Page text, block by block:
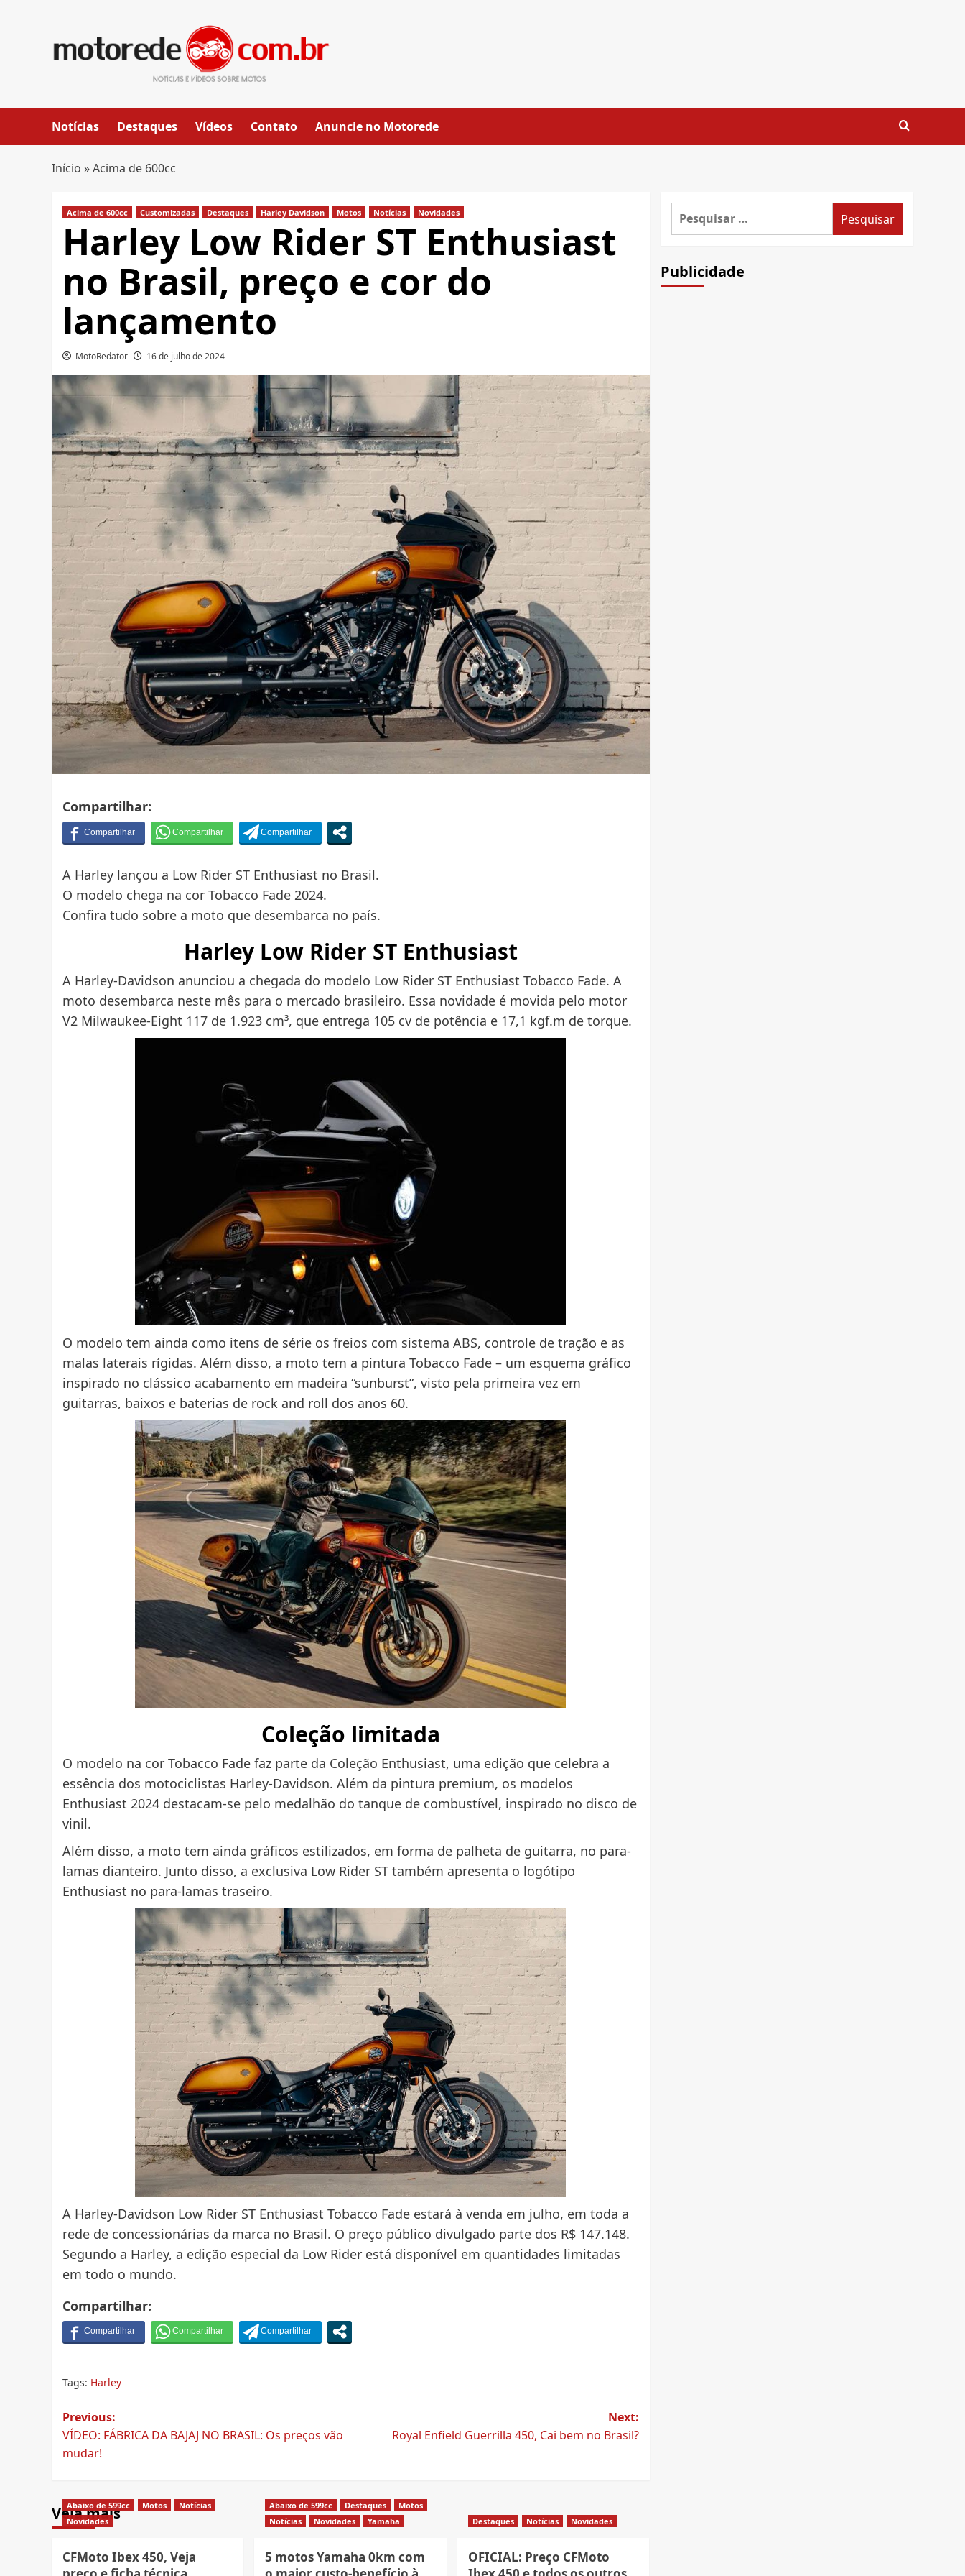
Notícias Destaques Vídeos Contato Anuncie no Motorede
Início »Acima de 600cc
Acima de 600cc Customizadas Destaques Harley Davidson Motos Notícias Novidades
Harley Low Rider ST Enthusiast
no Brasil, preço e cor do
lançamento
MotoRedator 16 de julho de 2024
Compartilhar:
A Harley lançou a Low Rider ST Enthusiast no Brasil.
O modelo chega na cor Tobacco Fade 2024.
Confira tudo sobre a moto que desembarca no país.
Harley Low Rider ST Enthusiast
A Harley-Davidson anunciou a chegada do modelo Low Rider ST Enthusiast Tobacco Fade. A
moto desembarca neste mês para o mercado brasileiro. Essa novidade é movida pelo motor
V2 Milwaukee-Eight 117 de 1.923 cm³, que entrega 105 cv de potência e 17,1 kgf.m de torque.
O modelo tem ainda como itens de série os freios com sistema ABS, controle de tração e as
malas laterais rígidas. Além disso, a moto tem a pintura Tobacco Fade – um esquema gráfico
inspirado no clássico acabamento em madeira “sunburst”, visto pela primeira vez em
guitarras, baixos e baterias de rock and roll dos anos 60.
Coleção limitada
O modelo na cor Tobacco Fade faz parte da Coleção Enthusiast, uma edição que celebra a
essência dos motociclistas Harley-Davidson. Além da pintura premium, os modelos
Enthusiast 2024 destacam-se pelo medalhão do tanque de combustível, inspirado no disco de
vinil.
Além disso, a moto tem ainda gráficos estilizados, em forma de palheta de guitarra, no para-
lamas dianteiro. Junto disso, a exclusiva Low Rider ST também apresenta o logótipo
Enthusiast no para-lamas traseiro.
A Harley-Davidson Low Rider ST Enthusiast Tobacco Fade estará à venda em julho, em toda a
rede de concessionárias da marca no Brasil. O preço público divulgado parte dos R$ 147.148.
Segundo a Harley, a edição especial da Low Rider está disponível em quantidades limitadas
em todo o mundo.
Compartilhar:
Tags: Harley
Post
navigation
Previous:
VÍDEO: FÁBRICA DA BAJAJ NO BRASIL: Os preços vão
mudar!
Next:
Royal Enfield Guerrilla 450, Cai bem no Brasil?
Veja mais
Abaixo de 599cc Motos
Notícias
Novidades
CFMoto Ibex 450, Veja
Abaixo de 599cc Destaques
Motos
Notícias
Novidades Yamaha
5 motos Yamaha 0km com
Destaques Notícias Novidades
OFICIAL: Preço CFMoto
Pesquisar
Publicidade